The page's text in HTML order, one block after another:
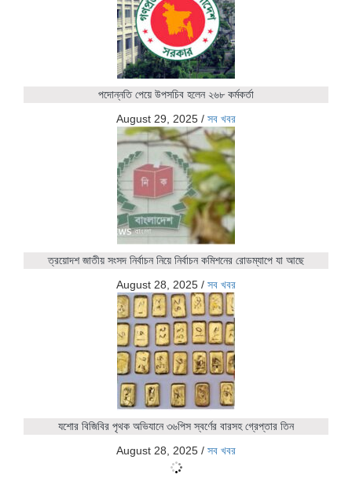
পদোন্নতি পেয়ে উপসচিব হলেন ২৬৮ কর্মকর্তা
August 29, 2025 / সব খবর
ত্রয়োদশ জাতীয় সংসদ নির্বাচন নিয়ে নির্বাচন কমিশনের রোডম্যাপে যা আছে
August 28, 2025 / সব খবর
যশোর বিজিবির পৃথক অভিযানে ৩৬পিস স্বর্ণের বারসহ গ্রেপ্তার তিন
August 28, 2025 / সব খবর